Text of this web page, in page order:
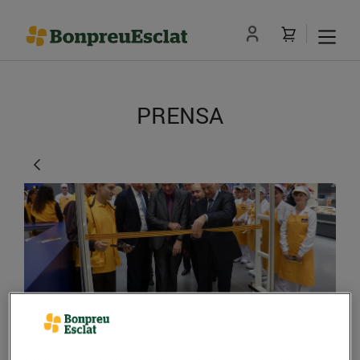
PRENSA
Obrim el primer Esclat